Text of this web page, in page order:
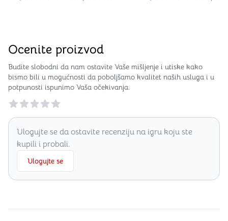
Ocenite proizvod
Budite slobodni da nam ostavite Vaše mišljenje i utiske kako
bismo bili u mogućnosti da poboljšamo kvalitet naših usluga i u
potpunosti ispunimo Vaša očekivanja.
Reviews
Ulogujte se da ostavite recenziju na igru koju ste
kupili i probali.
Ulogujte se